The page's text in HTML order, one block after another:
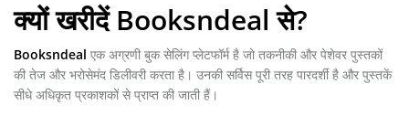
क्यों खरीदें Booksndeal से?
Booksndeal एक अग्रणी बुक सेलिंग प्लेटफॉर्म है जो तकनीकी और पेशेवर पुस्तकों
की तेज और भरोसेमंद डिलीवरी करता है। उनकी सर्विस पूरी तरह पारदर्शी है और पुस्तकें
सीधे अधिकृत प्रकाशकों से प्राप्त की जाती हैं।